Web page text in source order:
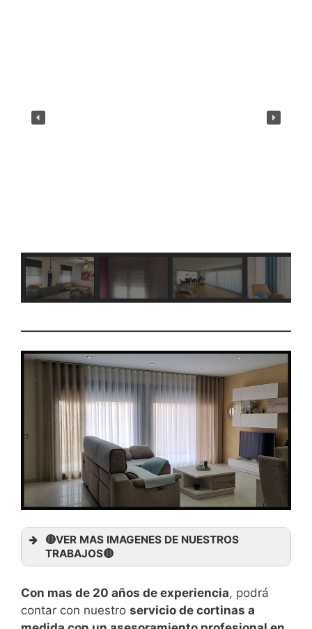
🔴VER MAS IMAGENES DE NUESTROS
TRABAJOS🔴
Con mas de 20 años de experiencia, podrá
contar con nuestro servicio de cortinas a